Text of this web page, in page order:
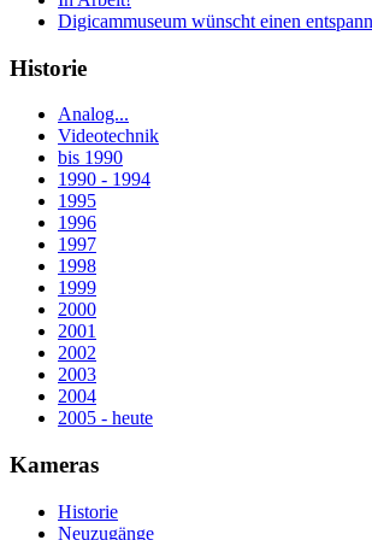
Digicammuseum wünscht einen
Historie
Analog...
Videotechnik
bis 1990
1990 - 1994
1995
1996
1997
1998
1999
2000
2001
2002
2003
2004
2005 - heute
Kameras
Historie
Neuzugänge